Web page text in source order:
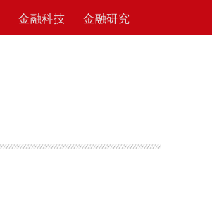
金融科技 金融研究